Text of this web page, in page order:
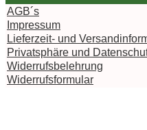
AGB´s
Impressum
Lieferzeit- und
Privatsphäre und
Widerrufsbelehrung
Widerrufsformular